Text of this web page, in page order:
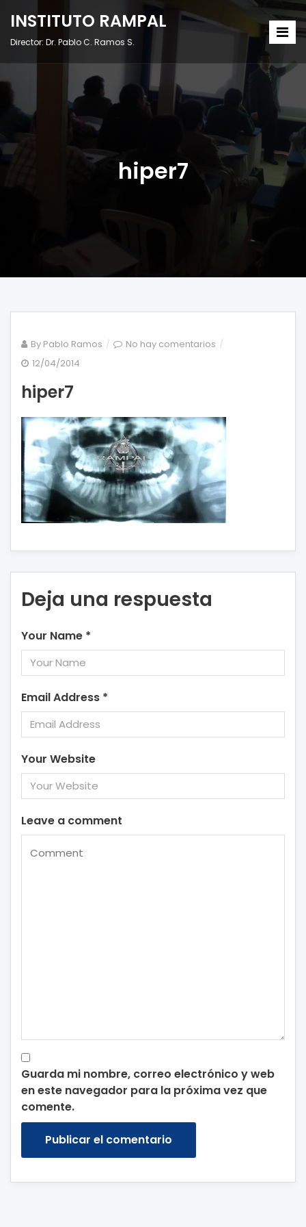
INSTITUTO RAMPAL
Director: Dr. Pablo C. Ramos S.
hiper7
By Pablo Ramos No hay comentarios en
12/04/2014
hiper7
Deja una respuesta
Your Name *
Email Address *
Your Website
Leave a comment
Guarda mi nombre, correo electrónico y web
en este navegador para la próxima vez que
comente.